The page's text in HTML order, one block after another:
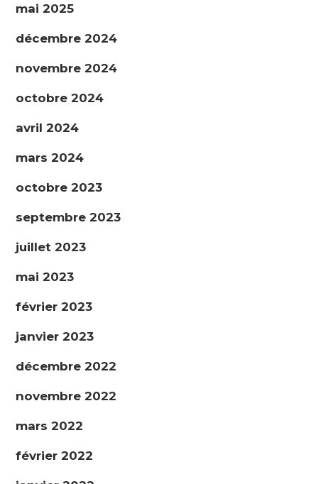
mai 2025
décembre 2024
novembre 2024
octobre 2024
avril 2024
mars 2024
octobre 2023
septembre 2023
juillet 2023
mai 2023
février 2023
janvier 2023
décembre 2022
novembre 2022
mars 2022
février 2022